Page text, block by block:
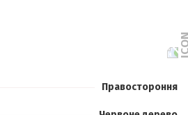
Правостороння